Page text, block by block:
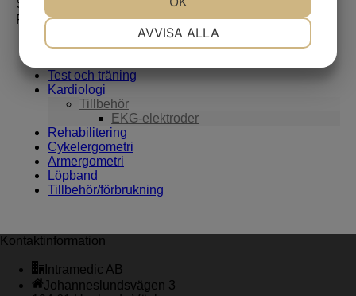
Sök efter:
Produktkategorier
Lungfunktion
Test och träning
Kardiologi
Tillbehör
EKG-elektroder
Rehabilitering
Cykelergometri
Armergometri
Löpband
Tillbehör/förbrukning
Kontaktinformation
Intramedic AB
Johanneslundsvägen 3
MARKNADSFÖRING
AVVISA ALLA